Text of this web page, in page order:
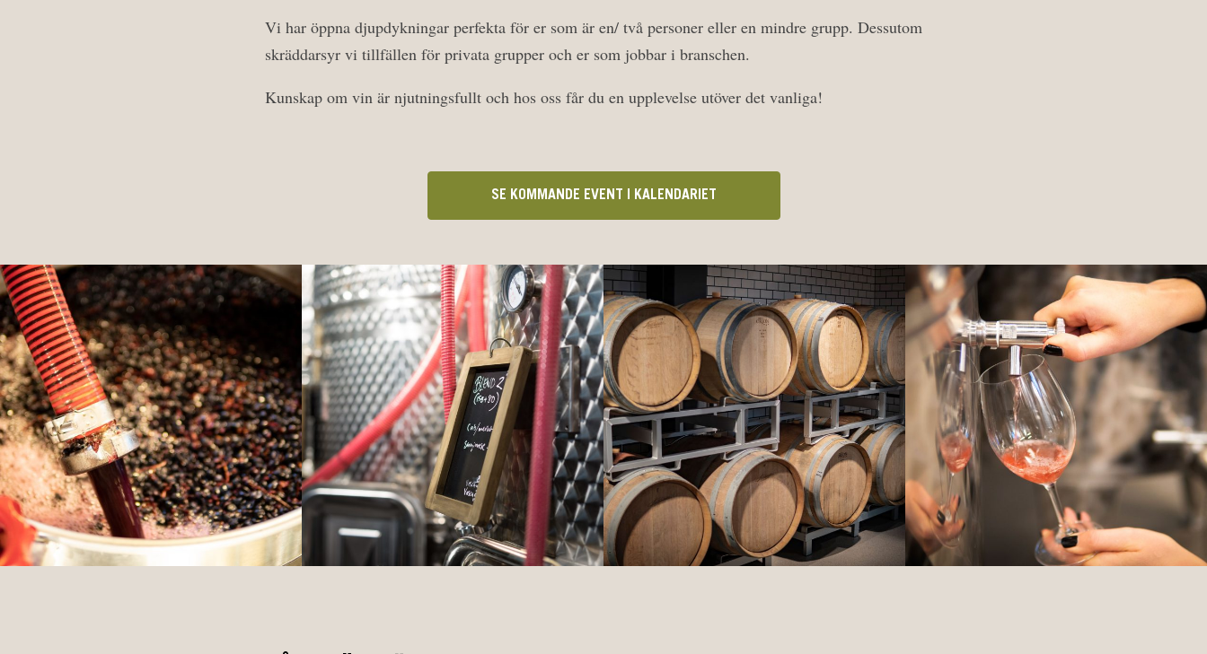
Vi har öppna djupdykningar perfekta för er som är en/ två personer eller en mindre grupp. Dessutom
skräddarsyr vi tillfällen för privata grupper och er som jobbar i branschen.
Kunskap om vin är njutningsfullt och hos oss får du en upplevelse utöver det vanliga!
SE KOMMANDE EVENT I KALENDARIET